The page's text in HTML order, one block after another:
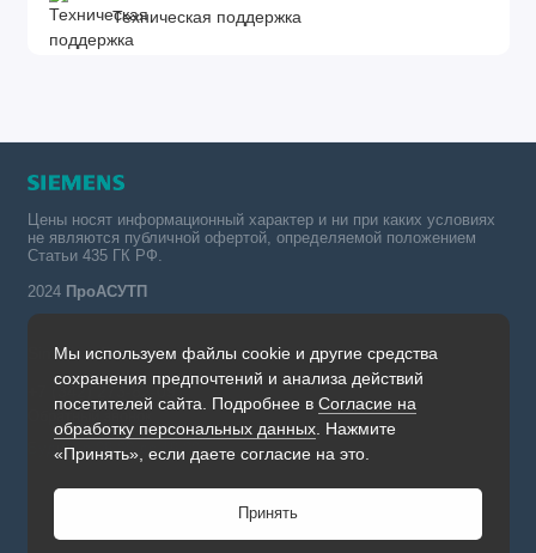
Техническая поддержка
Мы используем файлы cookie и другие средства
сохранения предпочтений и анализа действий
посетителей сайта. Подробнее в Согласие на
обработку персональных данных . Нажмите
«Принять», если даете согласие на это.
Принять
Цены носят информационный характер и ни при каких условиях
не являются публичной офертой, определяемой положением
Статьи 435 ГК РФ.
2024 ПроАСУТП
Simatic в России тел.:
+7 (342) 273-82-09
Будни, с 09.00 до 19.00